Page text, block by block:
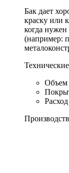
Бак дает
краску или
когда
(например: